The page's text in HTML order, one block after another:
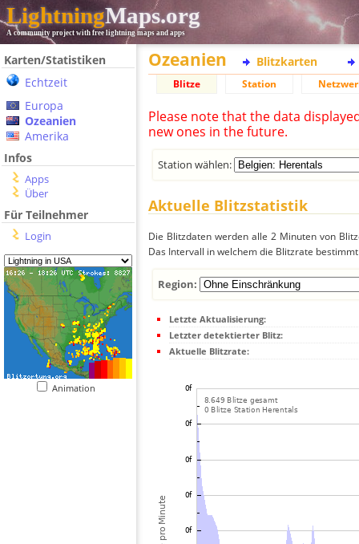
LightningMaps.org
A community project with free lightning maps and apps
Karten/Statistiken
Echtzeit
Europa
Ozeanien
Amerika
Infos
Apps
Über
Für Teilnehmer
Login
Animation
Ozeanien Blitzkarten
Blitze Station
Please note that the data
new ones in the future.
Station wählen:
Aktuelle Blitzstatistik
Die Blitzdaten werden alle 2 Minuten von
Das Intervall in welchem die Blitzrate
Region:
Letzte Aktualisierung:
Letzter detektierter Blitz:
Aktuelle Blitzrate: